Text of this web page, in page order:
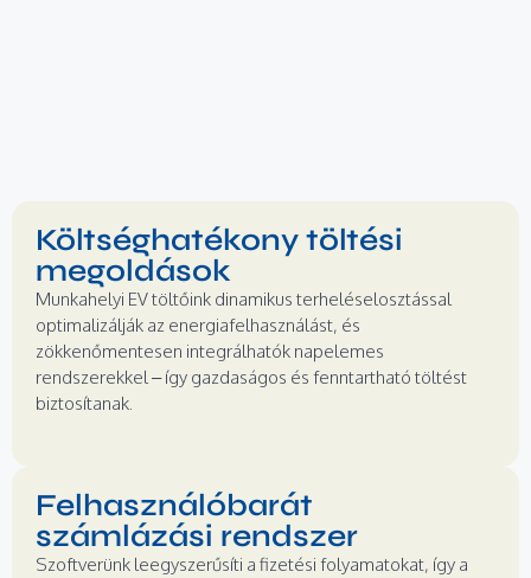
Költséghatékony töltési
megoldások
Munkahelyi EV töltőink dinamikus terheléselosztással
optimalizálják az energiafelhasználást, és
zökkenőmentesen integrálhatók napelemes
rendszerekkel – így gazdaságos és fenntartható töltést
biztosítanak.
Felhasználóbarát
számlázási rendszer
Szoftverünk leegyszerűsíti a fizetési folyamatokat, így a